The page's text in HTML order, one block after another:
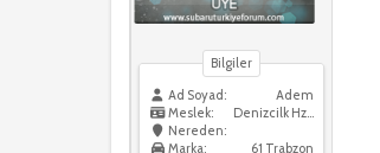
Bilgiler
Ad Soyad:
Adem
Meslek:
Denizcilk Hzmtleri
Nereden:
61 Trabzon
Marka: